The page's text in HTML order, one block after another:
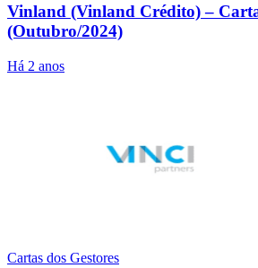
Vinland (Vinland Crédito) –
(Outubro/2024)
Há 2 anos
Cartas dos Gestores